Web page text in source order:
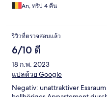
loungers as you will struggle
it's super cheesy and naff but
Overall I can't complain. I did
An, ทริป 4 คืน
รีวิวที่ตรวจสอบแล้ว
6/10 ดี
18 ก.พ. 2023
แปลด้วย Google
Negativ: unattraktiver